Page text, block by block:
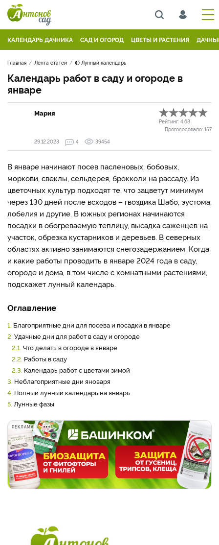
КАЛЕНДАРЬ ДАЧНИКА САД И ОГОРОД ЦВЕТЫ И РАСТЕНИЯ
Главная Лента статей 🌔 Лунный календарь
Календарь работ в саду и огороде в
январе
Мария
Рейтинг: 4.68
Проголосовало: 157
29.12.2023
4 39454
В январе начинают посев пасленовых, бобовых,
моркови, свеклы, сельдерея, брокколи на рассаду. Из
цветочных культур подходят те, что зацветут минимум
через 130 дней после всходов – гвоздика Шабо, эустома,
лобелия и другие. В южных регионах начинаются
посадки в обогреваемую теплицу, высадка саженцев на
участок, обрезка кустарников и деревьев. В северных
областях активно занимаются снегозадержанием. Когда
и какие работы проводить в январе 2024 года в саду,
огороде и дома, в том числе с комнатными растениями,
подскажет лунный календарь.
Оглавление
1. Благоприятные дни для посева и посадки в январе
2. Удачные дни для работ в саду и огороде
2.1. Что делать в огороде в январе
2.2. Работы в саду
2.3. Календарь работ с цветами зимой
3. Неблагоприятные дни яноваря
4. Полный лунный календарь на январь
5. Лунные фазы
РЕКЛАМА